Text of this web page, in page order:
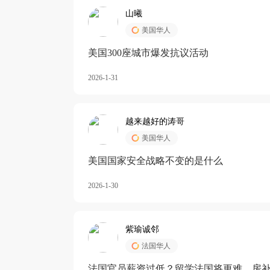
山曦
美国华人
美国300座城市爆发抗议活动
2026-1-31
越来越好的涛哥
美国华人
美国国家安全战略不变的是什么
2026-1-30
紫瑜诚邻
法国华人